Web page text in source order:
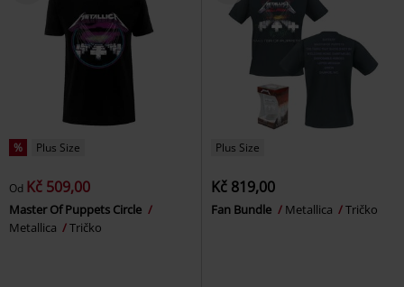
% Plus Size
Od Kč 509,00
Master Of Puppets Circle
Metallica
Tričko
Plus Size
Kč 819,00
Fan Bundle Metallica Tričko